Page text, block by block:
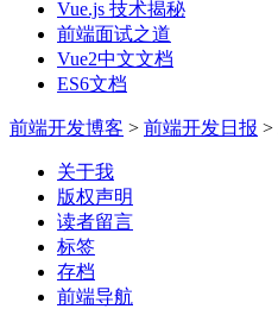
Vue.js 技术揭秘
前端面试之道
Vue2中文文档
ES6文档
前端开发博客 > 前端开发日报 >
关于我
版权声明
读者留言
标签
存档
前端导航